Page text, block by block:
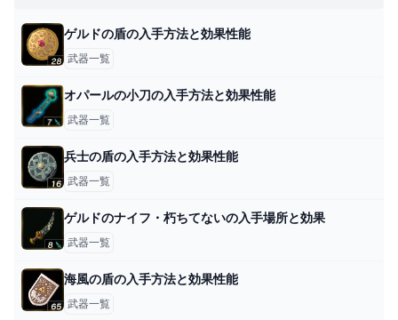
ゲルドの盾の入手方法と効果性能
武器一覧
オパールの小刀の入手方法と効果性能
武器一覧
兵士の盾の入手方法と効果性能
武器一覧
ゲルドのナイフ・朽ちてないの入手場所と効果
武器一覧
海風の盾の入手方法と効果性能
武器一覧